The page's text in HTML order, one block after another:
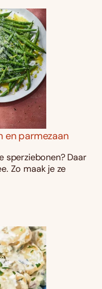
en parmezaan
sperziebonen? Daar
Zo maak je ze